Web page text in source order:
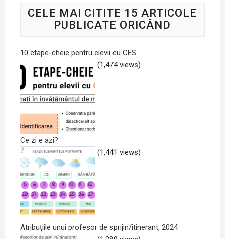
CELE MAI CITITE 15 ARTICOLE
PUBLICATE ORICÂND
10 etape-cheie pentru elevii cu CES
(1,474 views)
Ce zi e azi?
(1,441 views)
Atribuțiile unui profesor de sprijin/itinerant, 2024